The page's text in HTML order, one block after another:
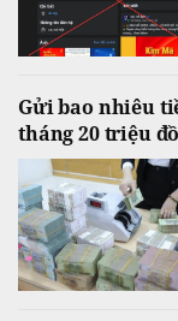
Gửi bao nhiêu
tháng 20 triệu